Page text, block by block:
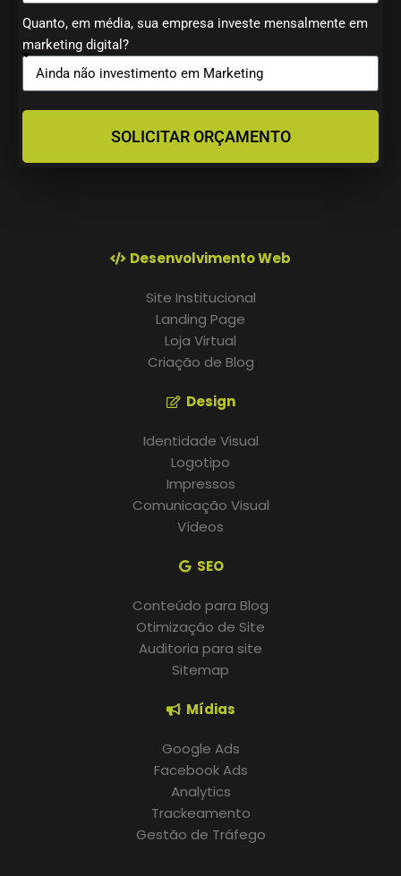
Quanto, em média, sua empresa investe mensalmente em
marketing digital?
SOLICITAR ORÇAMENTO
Desenvolvimento Web
Site Institucional
Landing Page
Loja Virtual
Criação de Blog
Design
Identidade Visual
Logotipo
Impressos
Comunicação Visual
Vídeos
SEO
Conteúdo para Blog
Otimização de Site
Auditoria para site
Sitemap
Mídias
Google Ads
Facebook Ads
Analytics
Trackeamento
Gestão de Tráfego